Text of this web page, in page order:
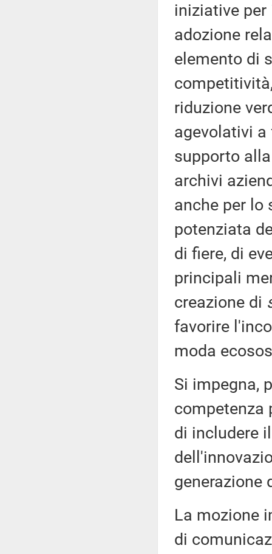
iniziative
adozione
elemento di
riduzione
agevolativi
supporto
archivi
anche per lo
potenziata
di fiere, di
principali
creazione di
favorire
moda
Si impegna,
competenza
di includere
generazione
La mozione
di